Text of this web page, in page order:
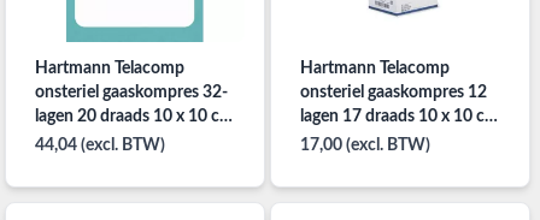
Hartmann Telacomp
onsteriel gaaskompres 32-
lagen 20 draads 10 x 10 cm
per 50st.
44,04 (excl. BTW)
Hartmann Telacomp
onsteriel gaaskompres 12
lagen 17 draads 10 x 10 cm
per 100st.
17,00 (excl. BTW)